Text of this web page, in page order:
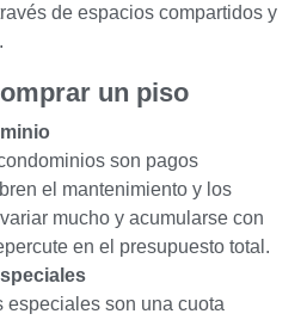
de espacios compartidos y
un piso
son pagos
el mantenimiento y los
mucho y acumularse con
en el presupuesto total.
especiales son una cuota